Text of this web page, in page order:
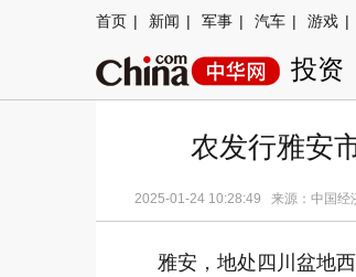
首页 | 新闻 | 军事 | 汽车 | 游戏 |
投资
农发行雅安
2025-01-24 10:28:49 来源：中国经
雅安，地处四川盆地